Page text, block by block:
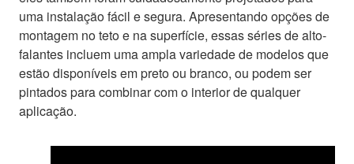
uma instalação fácil e segura. Apresentando opções de
montagem no teto e na superfície, essas séries de alto-
falantes incluem uma ampla variedade de modelos que
estão disponíveis em preto ou branco, ou podem ser
pintados para combinar com o interior de qualquer
aplicação.